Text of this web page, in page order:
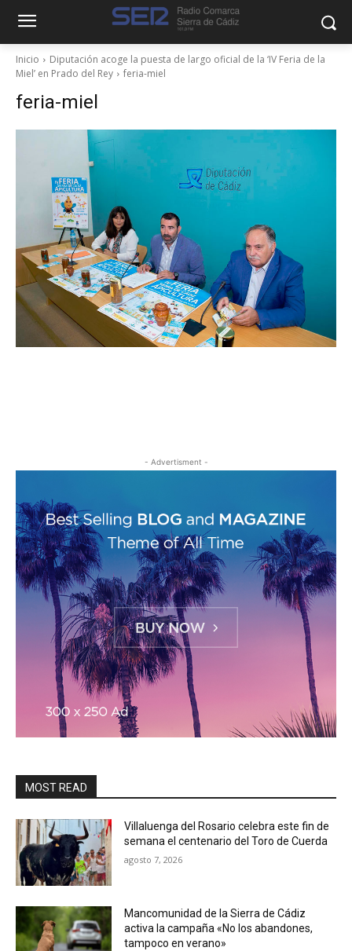
Inicio
Diputación acoge la puesta de largo oficial de la ‘IV Feria de la
Miel’ en Prado del Rey
feria-miel
feria-miel
- Advertisment -
MOST READ
Villaluenga del Rosario celebra este fin de
semana el centenario del Toro de Cuerda
agosto 7, 2026
Mancomunidad de la Sierra de Cádiz
activa la campaña «No los abandones,
tampoco en verano»